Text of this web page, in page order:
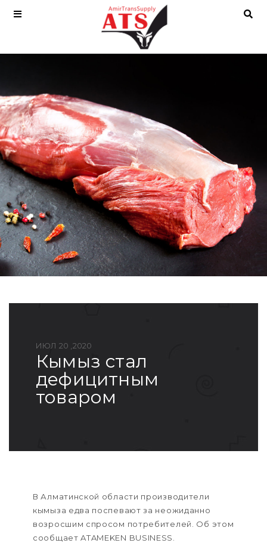
ИЮЛ 20 ,2020
кымыз стал
дефицитным
товаром
В Алматинской области производители
кымыза едва поспевают за неожиданно
возросшим спросом потребителей. Об этом
сообщает ATAMEKEN BUSINESS.